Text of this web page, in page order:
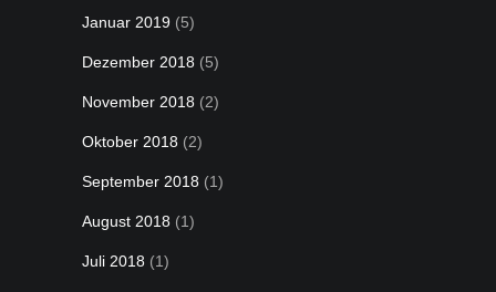
Januar 2019 (5)
Dezember 2018 (5)
November 2018 (2)
Oktober 2018 (2)
September 2018 (1)
August 2018 (1)
Juli 2018 (1)